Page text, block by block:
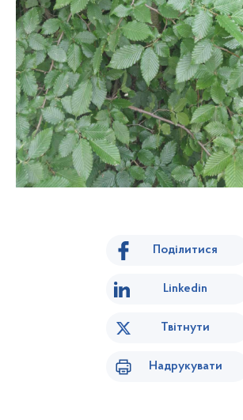
Поділитися
Linkedin
Твітнути
Надрукувати